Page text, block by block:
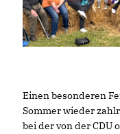
Einen besonderen
Sommer wieder
bei der von der